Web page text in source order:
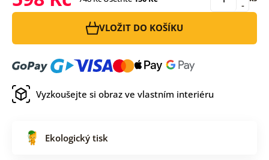
-
VLOŽIT DO KOŠÍKU
Vyzkoušejte si obraz ve vlastním interiéru
Ekologický tisk